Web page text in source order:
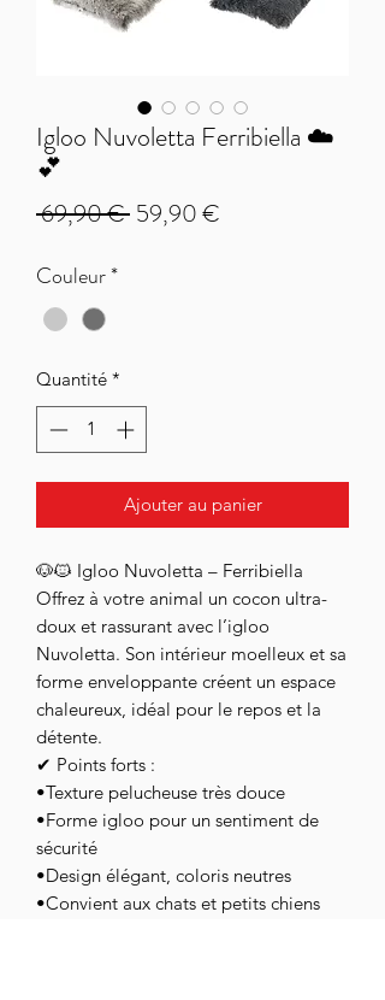
Igloo Nuvoletta Ferribiella ☁️
💕
69,90 € Prix
59,90 €
Couleur*
Quantité *
Ajouter au panier
🐶🐱 Igloo Nuvoletta – Ferribiella
Offrez à votre animal un cocon ultra-
doux et rassurant avec l’igloo
Nuvoletta. Son intérieur moelleux et sa
forme enveloppante créent un espace
chaleureux, idéal pour le repos et la
détente.
✔ Points forts :
•Texture pelucheuse très douce
•Forme igloo pour un sentiment de
sécurité
•Design élégant, coloris neutres
•Convient aux chats et petits chiens